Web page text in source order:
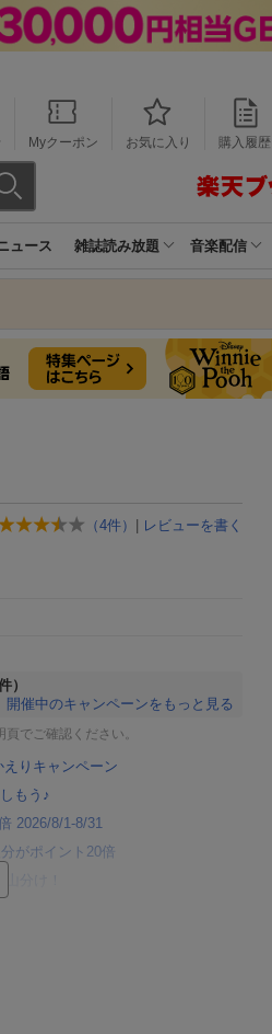
Myクーポン お気に入り 購入履歴
ュース 雑誌読み放題 音楽配信
（4件） | レビューを書く
）
開催中のキャンペーンをもっと見る
でご確認ください。
りキャンペーン
もう♪
2026/8/1-8/31
がポイント20倍
分け！